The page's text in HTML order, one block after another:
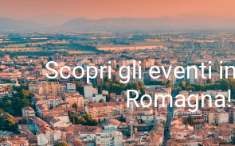
Scopri gli eventi
Romagna!